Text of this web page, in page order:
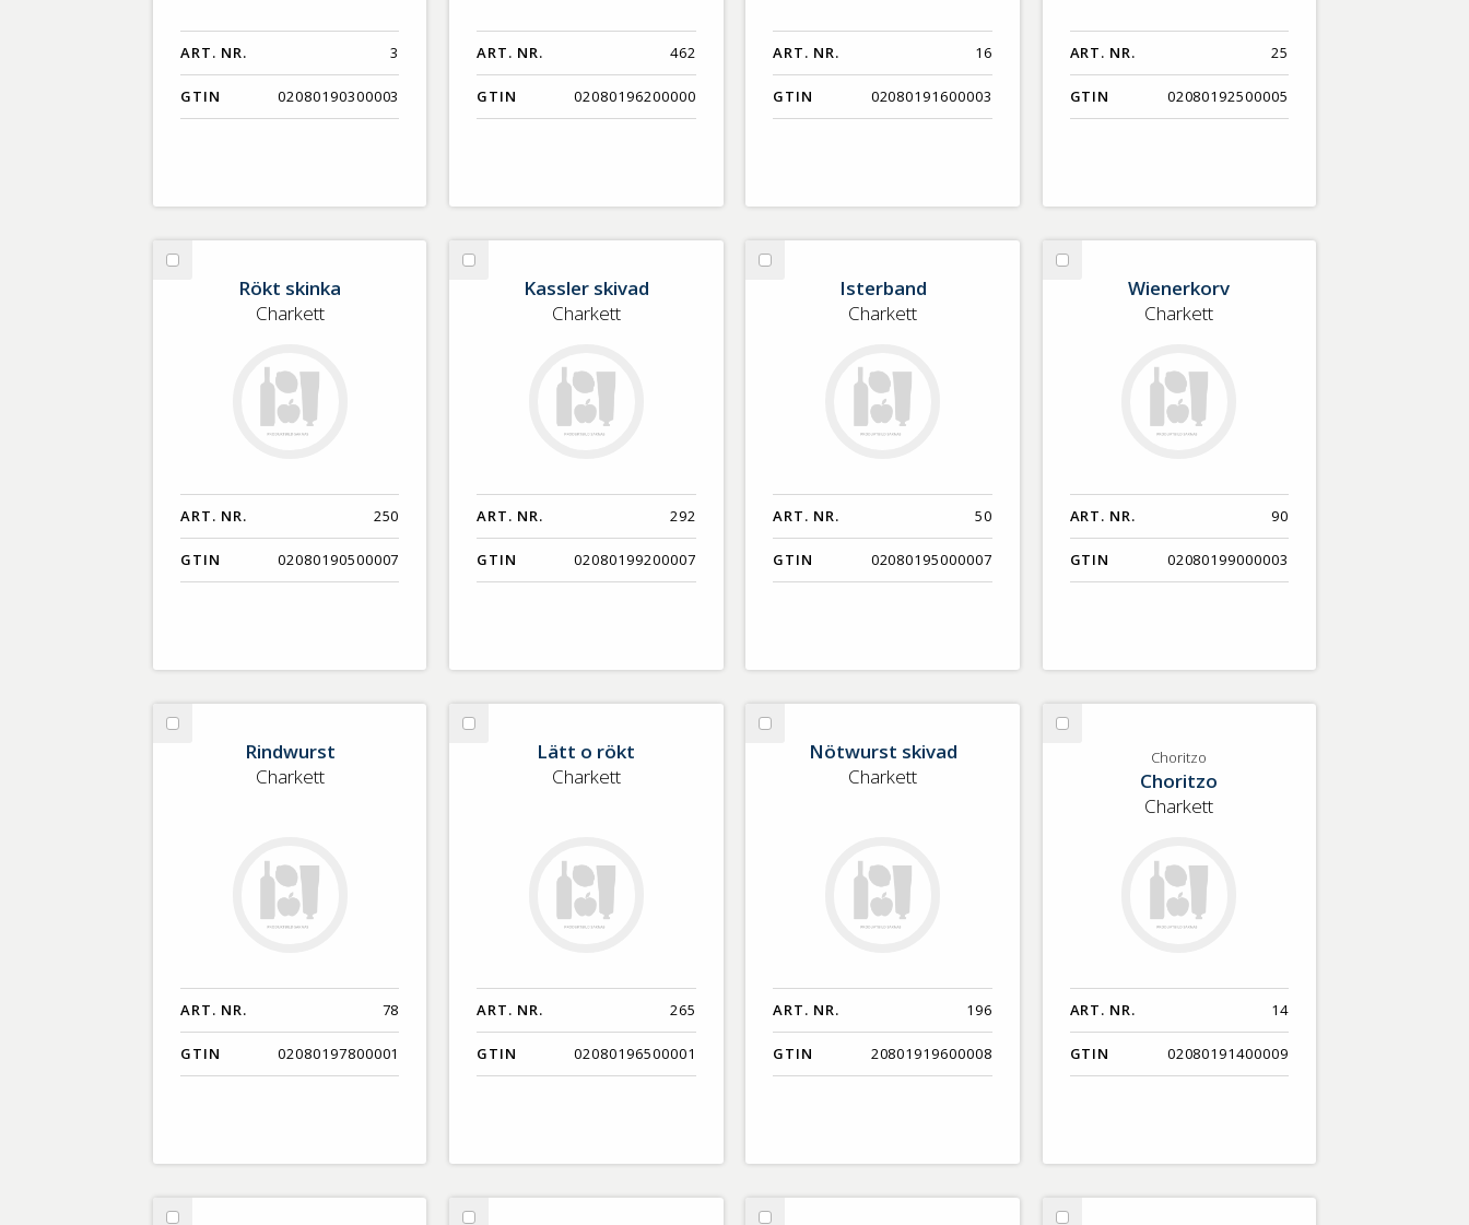
ART. NR. 3
GTIN 02080190300003
ART. NR. 462
GTIN 02080196200000
ART. NR. 16
GTIN 02080191600003
ART. NR. 25
GTIN 02080192500005
Välj
Rökt skinka
Charkett
ART. NR. 250
GTIN 02080190500007
Välj
Kassler skivad
Charkett
ART. NR. 292
GTIN 02080199200007
Välj
Isterband
Charkett
ART. NR. 50
GTIN 02080195000007
Välj
WienerkorvWienerkorv
Charkett
ART. NR. 90
GTIN 02080199000003
Välj
RindwurstRindwurst
Charkett
ART. NR. 78
GTIN 02080197800001
Välj
Lätt o rökt
Charkett
ART. NR. 265
GTIN 02080196500001
Välj
NötwurstNötwurst skivad
Charkett
ART. NR. 196
GTIN 20801919600008
Välj
Choritzo
Choritzo
Charkett
ART. NR. 14
GTIN 02080191400009